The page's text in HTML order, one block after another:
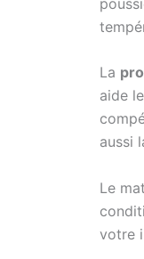
La
aide
aussi
Le
votre